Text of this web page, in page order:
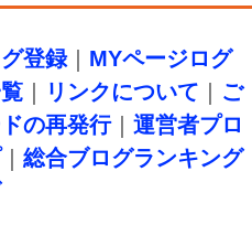
登録｜ MYページログ
リンクについて
ご
の再発行｜ 運営者プロ
｜ 総合ブログランキング